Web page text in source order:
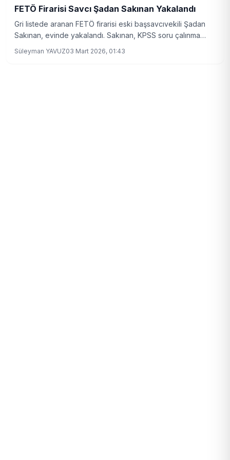
FETÖ Firarisi Savcı Şadan Sakınan Yakalandı
Gri listede aranan FETÖ firarisi eski başsavcıvekili Şadan
Sakınan, evinde yakalandı. Sakınan, KPSS soru çalınma
Süleyman YAVUZ03 Mart 2026, 01:43